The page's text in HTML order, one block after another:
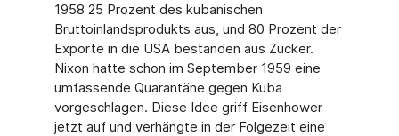
1958 25 Prozent des kubanischen
Bruttoinlandsprodukts aus, und 80 Prozent der
Exporte in die USA bestanden aus Zucker.
Nixon hatte schon im September 1959 eine
umfassende Quarantäne gegen Kuba
vorgeschlagen. Diese Idee griff Eisenhower
jetzt auf und verhängte in der Folgezeit eine